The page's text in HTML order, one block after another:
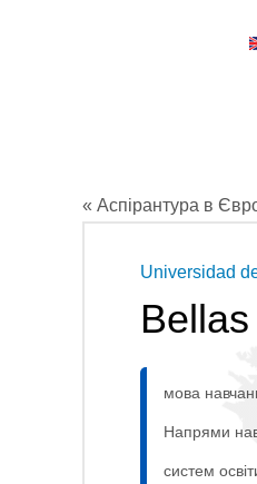
« Аспірантура в
Universidad
мова
Напрями
систем